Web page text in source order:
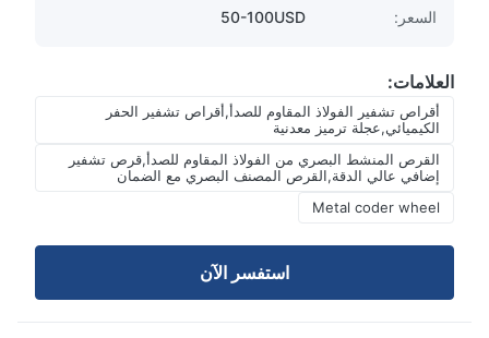
السعر:
50-100USD
العلامات:
أقراص تشفير الفولاذ المقاوم للصدأ,أقراص تشفير الحفر
الكيميائي,عجلة ترميز معدنية
القرص المنشط البصري من الفولاذ المقاوم للصدأ,قرص تشفير
إضافي عالي الدقة,القرص المصنف البصري مع الضمان
Metal coder wheel
استفسر الآن